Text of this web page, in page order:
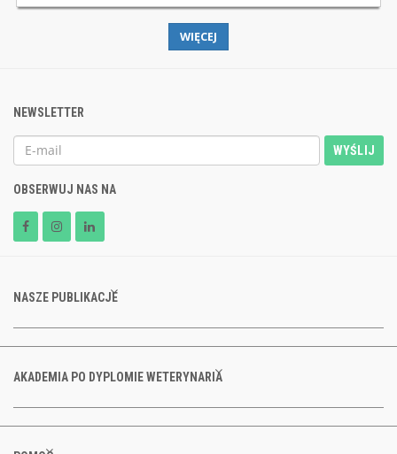
WIĘCEJ
NEWSLETTER
WYŚLIJ
OBSERWUJ NAS NA
NASZE PUBLIKACJE
AKADEMIA PO DYPLOMIE WETERYNARIA